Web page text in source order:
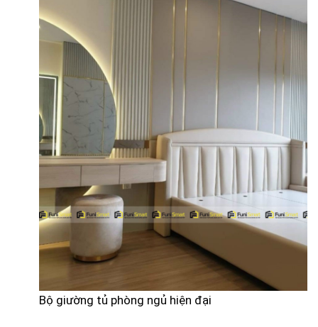
Bộ giường tủ phòng ngủ hiện đại